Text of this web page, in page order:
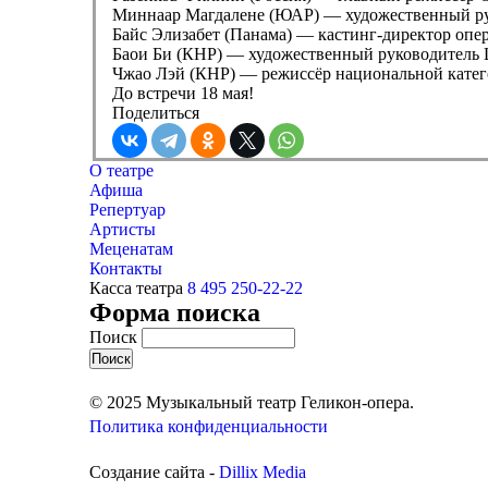
Миннаар Магдалене (ЮАР) — художественный
Байс Элизабет (Панама) — кастинг-директор
Баои Би (КНР) — художественный
Чжао Лэй (КНР) — режиссёр национальной
До встречи 18 мая!
Поделиться
О театре
Афиша
Репертуар
Артисты
Меценатам
Контакты
Касса театра 8 495 250-22-22
Форма поиска
Поиск
© 2025 Музыкальный театр Геликон-опера.
Политика конфиденциальности
Создание сайта - Dillix Media